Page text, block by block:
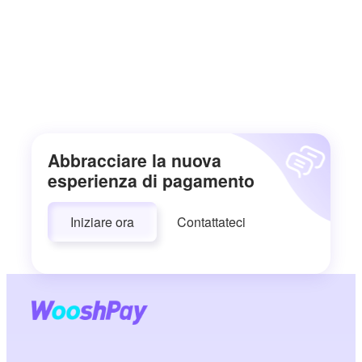
Abbracciare la nuova
esperienza di pagamento
Iniziare ora Contattateci